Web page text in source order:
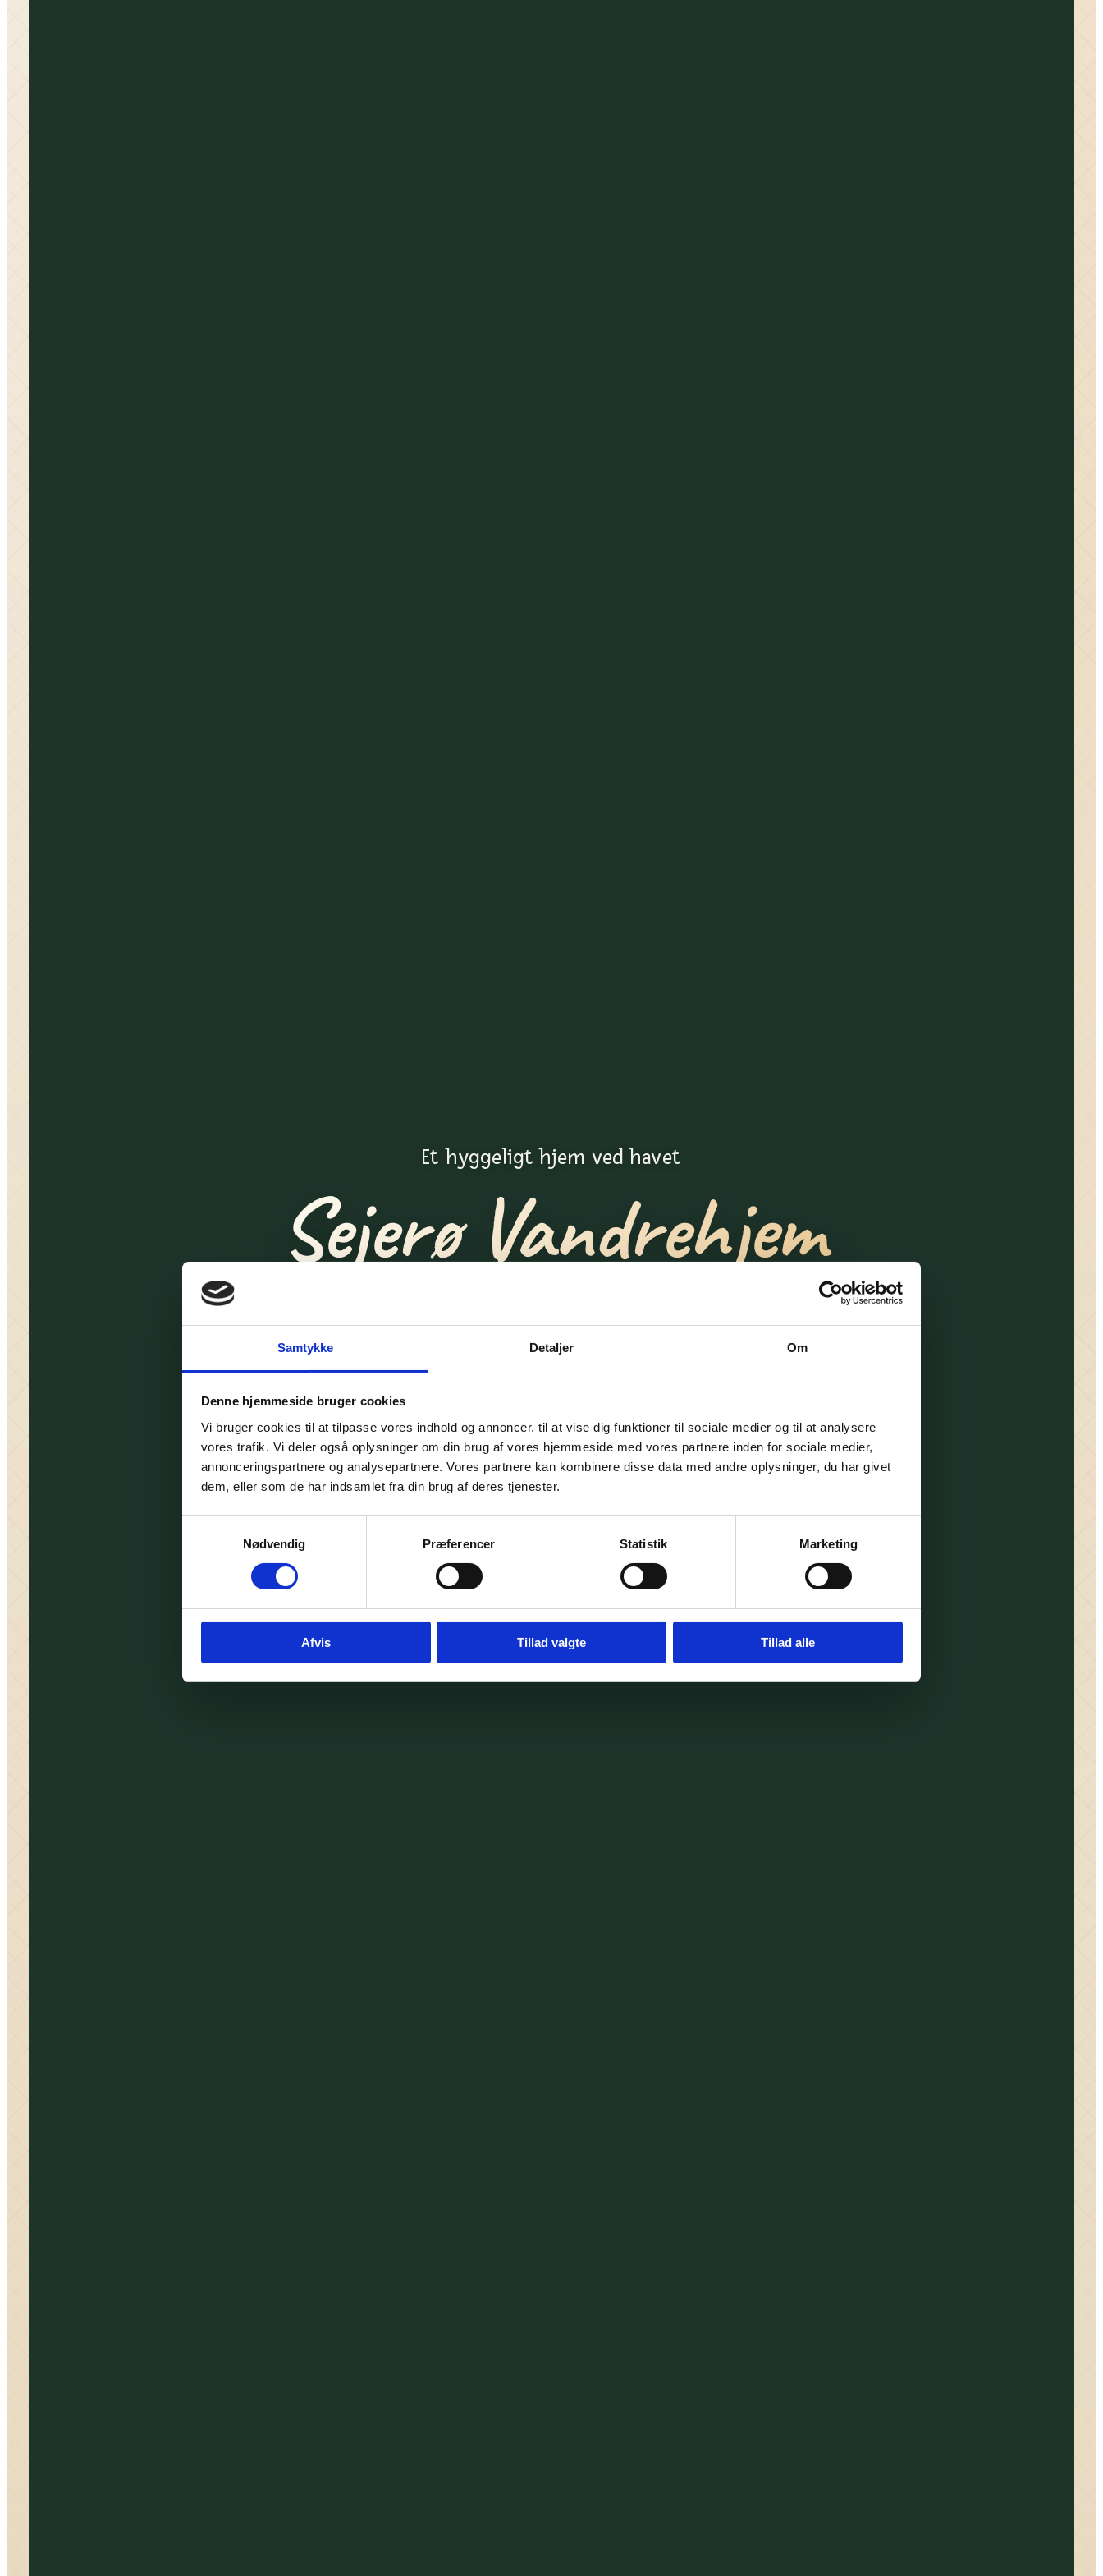
Samtykke Detaljer Om
Denne hjemmeside bruger cookies
Vi bruger cookies til at tilpasse vores indhold og annoncer, til at vise dig funktioner til sociale medier og til at analysere
vores trafik. Vi deler også oplysninger om din brug af vores hjemmeside med vores partnere inden for sociale medier,
annonceringspartnere og analysepartnere. Vores partnere kan kombinere disse data med andre oplysninger, du har givet
dem, eller som de har indsamlet fra din brug af deres tjenester.
Nødvendig
Præferencer Statistik Marketing
Afvis Tillad valgte Tillad alle
Et hyggeligt hjem ved havet
Sejerø Vandrehjem
fra hjemmet. Plads til både stille morgener og lange aftener i